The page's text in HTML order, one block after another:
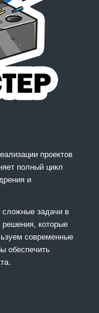
проектов
полный цикл
и
задачи в
которые
современные
обеспечить